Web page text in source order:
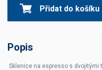
Přidat do košíku
Popis
Sklenice na espresso s dvojitými